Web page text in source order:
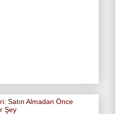
Satın Almadan Önce
Şey